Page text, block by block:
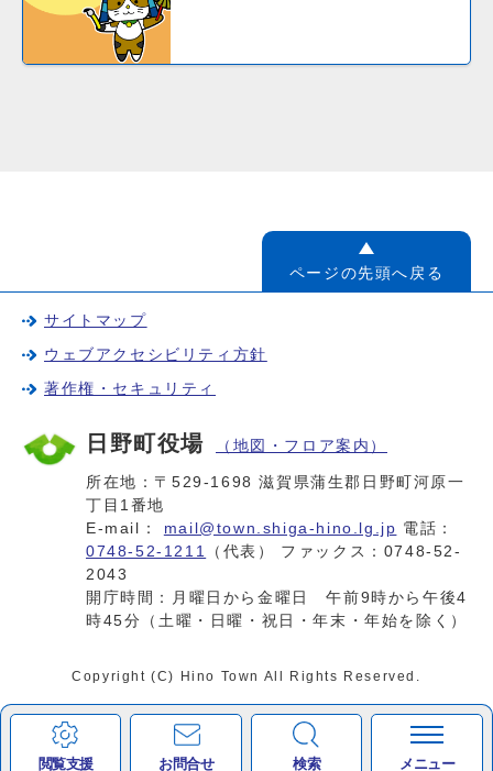
閲覧支援 お問合せ 検索 メニュー
ページの先頭へ戻る
サイトマップ
ウェブアクセシビリティ方針
著作権・セキュリティ
日野町役場 （地図・フロア案内）
所在地：〒529-1698 滋賀県蒲生郡日野町河原一
丁目1番地
E-mail： mail@town.shiga-hino.lg.jp 電話：
0748-52-1211
（代表） ファックス：0748-52-
2043
開庁時間：月曜日から金曜日 午前9時から午後4
時45分（土曜・日曜・祝日・年末・年始を除く）
Copyright (C) Hino Town All Rights Reserved.